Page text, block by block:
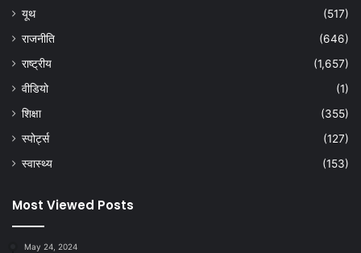
यूथ
(517)
राजनीति
(646)
राष्ट्रीय
(1,657)
वीडियो
(1)
शिक्षा
(355)
स्पोर्ट्स
(127)
स्वास्थ्य
(153)
Most Viewed Posts
May 24, 2024